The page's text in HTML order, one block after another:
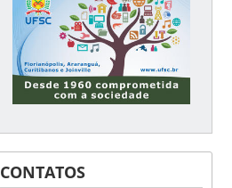
CONTATOS